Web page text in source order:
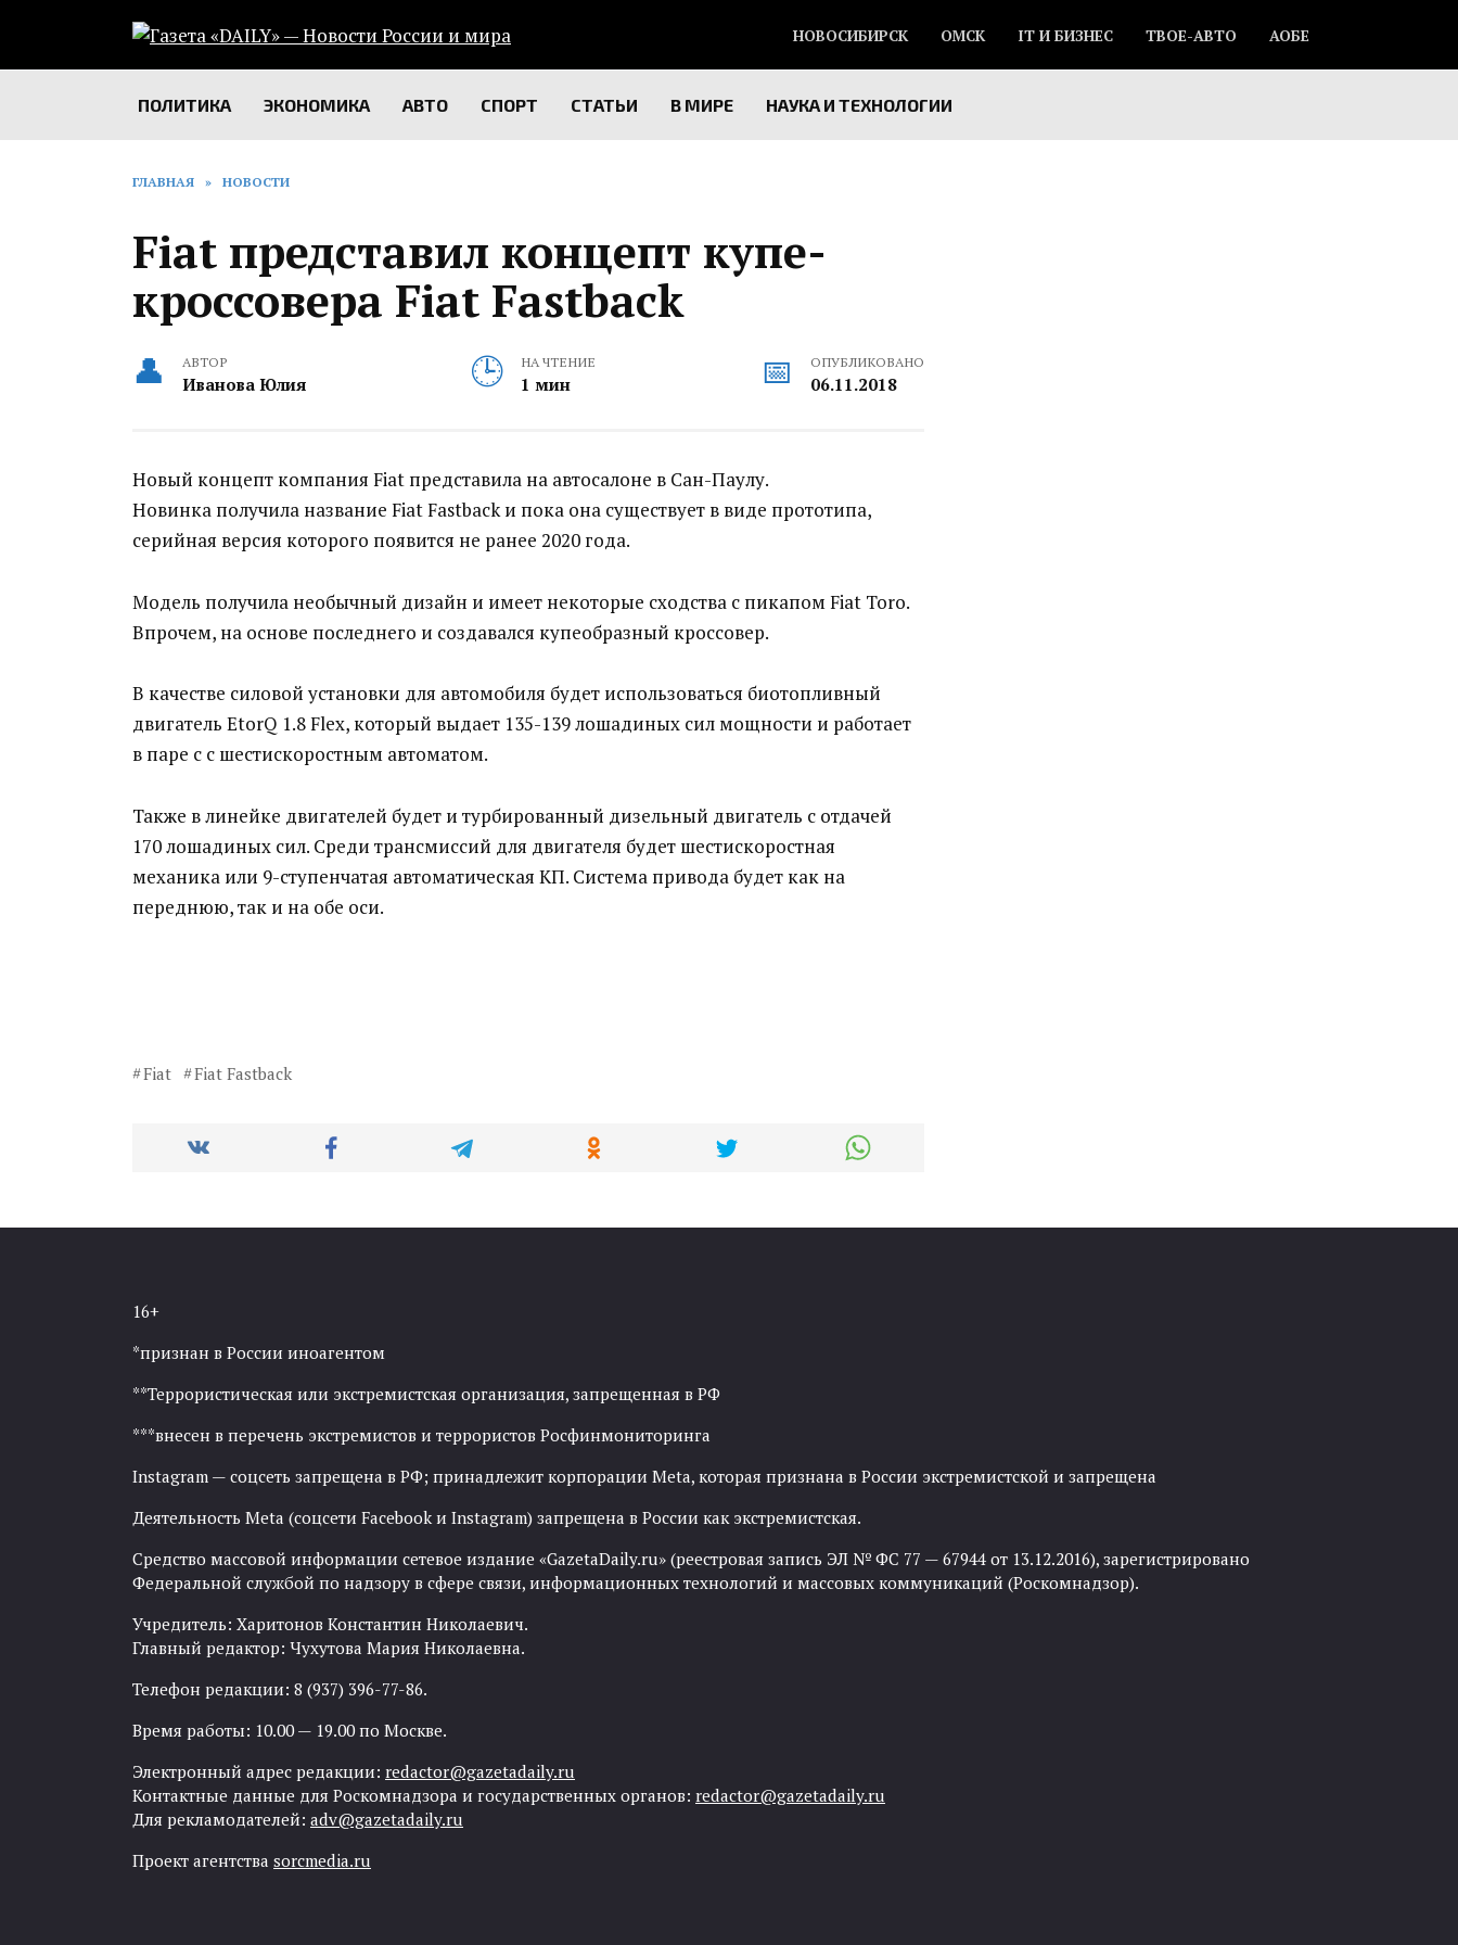
содержанию
НОВОСИБИРСК ОМСК IT И БИЗНЕС ТВОЕ-АВТО АОБЕ
ПОЛИТИКА ЭКОНОМИКА АВТО СПОРТ СТАТЬИ В МИРЕ НАУКА И ТЕХНОЛОГИИ
ГЛАВНАЯ » НОВОСТИ
Fiat представил концепт купе-
кроссовера Fiat Fastback
АВТОР
Иванова Юлия
НА ЧТЕНИЕ
1 мин
ОПУБЛИКОВАНО
06.11.2018
Новый концепт компания Fiat представила на автосалоне в Сан-Паулу.
Новинка получила название Fiat Fastback и пока она существует в виде прототипа,
серийная версия которого появится не ранее 2020 года.
Модель получила необычный дизайн и имеет некоторые сходства с пикапом Fiat Toro.
Впрочем, на основе последнего и создавался купеобразный кроссовер.
В качестве силовой установки для автомобиля будет использоваться биотопливный
двигатель EtorQ 1.8 Flex, который выдает 135-139 лошадиных сил мощности и работает
в паре с с шестискоростным автоматом.
Также в линейке двигателей будет и турбированный дизельный двигатель с отдачей
170 лошадиных сил. Среди трансмиссий для двигателя будет шестискоростная
механика или 9-ступенчатая автоматическая КП. Система привода будет как на
переднюю, так и на обе оси.
Fiat Fiat Fastback
16+
*признан в России иноагентом
**Террористическая или экстремистская организация, запрещенная в РФ
***внесен в перечень экстремистов и террористов Росфинмониторинга
Instagram — соцсеть запрещена в РФ; принадлежит корпорации Meta, которая признана в России экстремистской и запрещена
Деятельность Meta (соцсети Facebook и Instagram) запрещена в России как экстремистская.
Средство массовой информации сетевое издание «GazetaDaily.ru» (реестровая запись ЭЛ № ФС 77 — 67944 от 13.12.2016), зарегистрировано
Федеральной службой по надзору в сфере связи, информационных технологий и массовых коммуникаций (Роскомнадзор).
Учредитель: Харитонов Константин Николаевич.
Главный редактор: Чухутова Мария Николаевна.
Телефон редакции: 8 (937) 396-77-86.
Время работы: 10.00 — 19.00 по Москве.
Электронный адрес редакции: redactor@gazetadaily.ru
Контактные данные для Роскомнадзора и государственных органов: redactor@gazetadaily.ru
Для рекламодателей: adv@gazetadaily.ru
Проект агентства sorcmedia.ru